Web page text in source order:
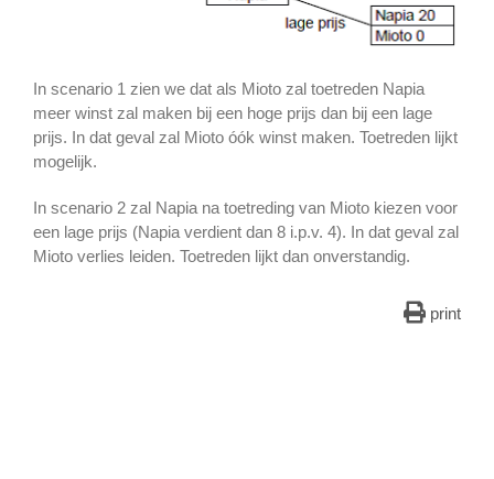
In scenario 1 zien we dat als Mioto zal toetreden Napia
meer winst zal maken bij een hoge prijs dan bij een lage
prijs. In dat geval zal Mioto óók winst maken. Toetreden lijkt
mogelijk.
In scenario 2 zal Napia na toetreding van Mioto kiezen voor
een lage prijs (Napia verdient dan 8 i.p.v. 4). In dat geval zal
Mioto verlies leiden. Toetreden lijkt dan onverstandig.
print